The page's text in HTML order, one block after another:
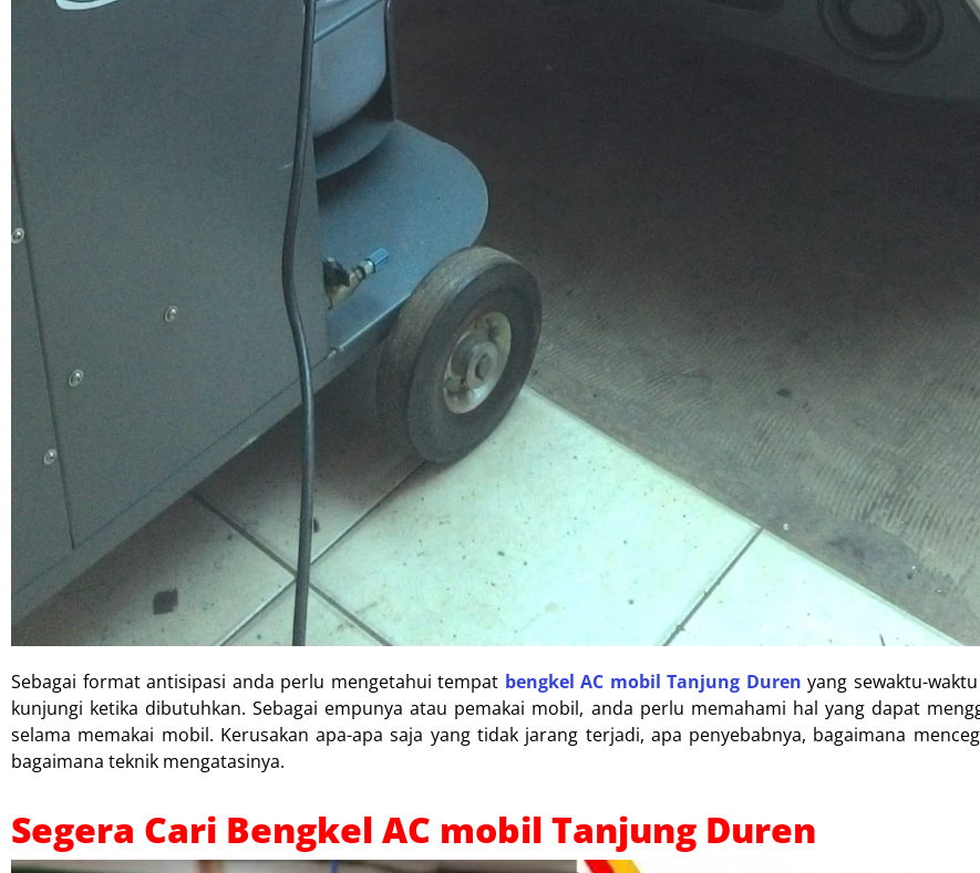
Sebagai format antisipasi anda perlu mengetahui tempat bengkel AC mobil Tanjung Duren yang sewaktu-
kunjungi ketika dibutuhkan. Sebagai empunya atau pemakai mobil, anda perlu memahami hal yang dapat
selama memakai mobil. Kerusakan apa-apa saja yang tidak jarang terjadi, apa penyebabnya, bagaimana
bagaimana teknik mengatasinya.
Segera Cari Bengkel AC mobil Tanjung Duren